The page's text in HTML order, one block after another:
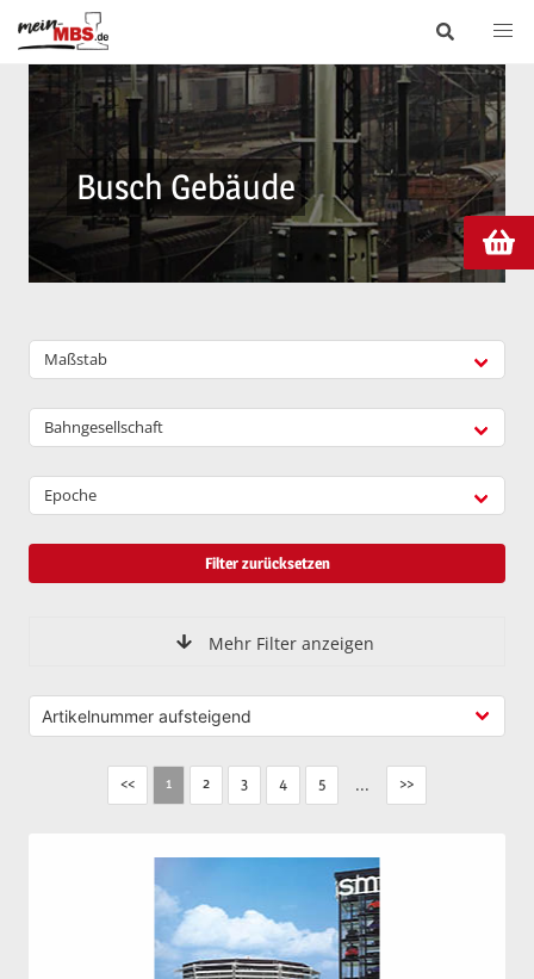
Busch Gebäude
Maßstab
Bahngesellschaft
Epoche
Filter zurücksetzen
Mehr Filter anzeigen
<< 1 2 3 4 5 ... >>